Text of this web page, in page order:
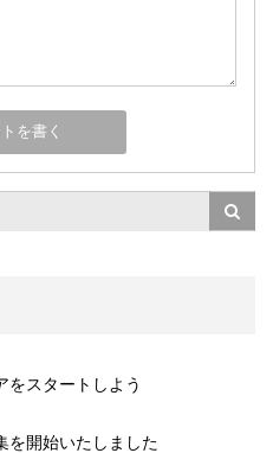
をスタートしよう
を開始いたしました